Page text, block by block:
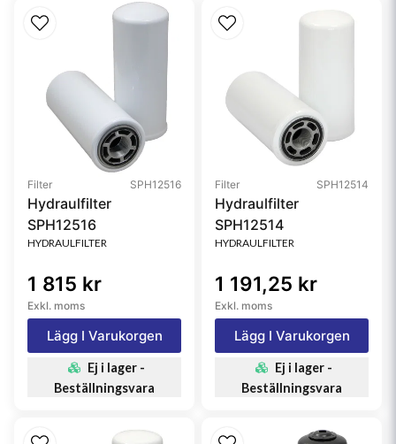
Filter SPH12516
Hydraulfilter
SPH12516
HYDRAULFILTER
1 815 kr
Exkl. moms
Lägg I Varukorgen
Ej i lager -
Beställningsvara
Filter SPH12514
Hydraulfilter
SPH12514
HYDRAULFILTER
1 191,25 kr
Exkl. moms
Lägg I Varukorgen
Ej i lager -
Beställningsvara